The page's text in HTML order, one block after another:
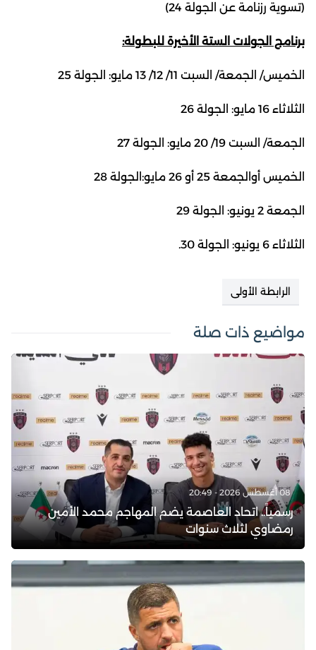
(تسوية رزنامة عن الجولة 24)
برنامج الجولات الستة الأخيرة للبطولة:
الخميس/ الجمعة/ السبت 11/ 12/ 13 مايو: الجولة 25
الثلاثاء 16 مايو: الجولة 26
الجمعة/ السبت 19/ 20 مايو: الجولة 27
الخميس أوالجمعة 25 أو 26 مايو:الجولة 28
الجمعة 2 يونيو: الجولة 29
الثلاثاء 6 يونيو: الجولة 30.
الرابطة الأولى
مواضيع ذات صلة
08 أغسطس 2026 - 20:49
رسمياً.. اتحاد العاصمة يضم المهاجم محمد الأمين
رمضاوي لثلاث سنوات